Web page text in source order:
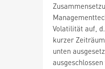
Volatilität auf,
kurzer
unten